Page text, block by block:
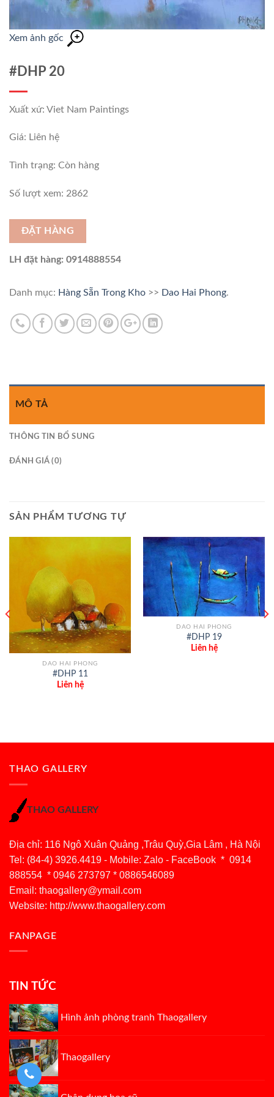
Xem ảnh gốc
#DHP 20
Xuất xứ: Viet Nam Paintings
Giá: Liên hệ
Tình trạng: Còn hàng
Số lượt xem: 2862
ĐẶT HÀNG
LH đặt hàng: 0914888554
Danh mục: Hàng Sẵn Trong Kho >> Dao Hai Phong.
MÔ TẢ
THÔNG TIN BỔ SUNG
ĐÁNH GIÁ (0)
SẢN PHẨM TƯƠNG TỰ
DAO HAI PHONG
#DHP 11
Liên hệ
DAO HAI PHONG
#DHP 19
Liên hệ
THAO GALLERY
THAO GALLERY
Địa chỉ: 116 Ngô Xuân Quảng ,Trâu Quỳ,Gia Lâm , Hà Nội
Tel: (84-4) 3926.4419 - Mobile: Zalo - FaceBook * 0914
888554 * 0946 273797 * 0886546089
Email: thaogallery@ymail.com
Website: http://www.thaogallery.com
FANPAGE
TIN TỨC
Hình ảnh phòng tranh Thaogallery
Thaogallery